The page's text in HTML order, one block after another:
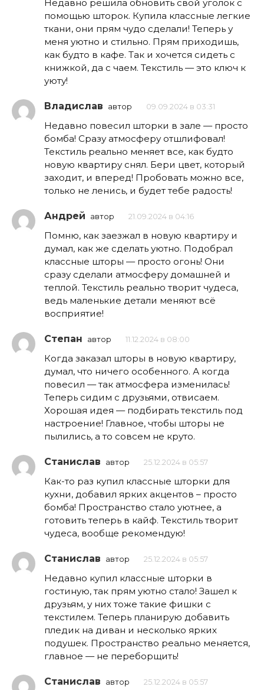
Недавно решила обновить свой уголок с
помощью шторок. Купила классные легкие
ткани, они прям чудо сделали! Теперь у
меня уютно и стильно. Прям приходишь,
как будто в кафе. Так и хочется сидеть с
книжкой, да с чаем. Текстиль — это ключ к
уюту!
Владислав автор 09.09.2024 в 03:31
Недавно повесил шторки в зале — просто
бомба! Сразу атмосферу отшлифовал!
Текстиль реально меняет все, как будто
новую квартиру снял. Бери цвет, который
заходит, и вперед! Пробовать можно все,
только не ленись, и будет тебе радость!
Андрей автор 21.09.2024 в 04:16
Помню, как заезжал в новую квартиру и
думал, как же сделать уютно. Подобрал
классные шторы — просто огонь! Они
сразу сделали атмосферу домашней и
теплой. Текстиль реально творит чудеса,
ведь маленькие детали меняют всё
восприятие!
Степан автор 11.12.2024 в 08:00
Когда заказал шторы в новую квартиру,
думал, что ничего особенного. А когда
повесил — так атмосфера изменилась!
Теперь сидим с друзьями, отвисаем.
Хорошая идея — подбирать текстиль под
настроение! Главное, чтобы шторы не
пылились, а то совсем не круто.
Станислав автор 25.12.2024 в 05:57
Как-то раз купил классные шторки для
кухни, добавил ярких акцентов – просто
бомба! Пространство стало уютнее, а
готовить теперь в кайф. Текстиль творит
чудеса, вообще рекомендую!
Станислав автор 25.12.2024 в 05:57
Недавно купил классные шторки в
гостиную, так прям уютно стало! Зашел к
друзьям, у них тоже такие фишки с
текстилем. Теперь планирую добавить
пледик на диван и несколько ярких
подушек. Пространство реально меняется,
главное — не переборщить!
Станислав автор 25.12.2024 в 05:57